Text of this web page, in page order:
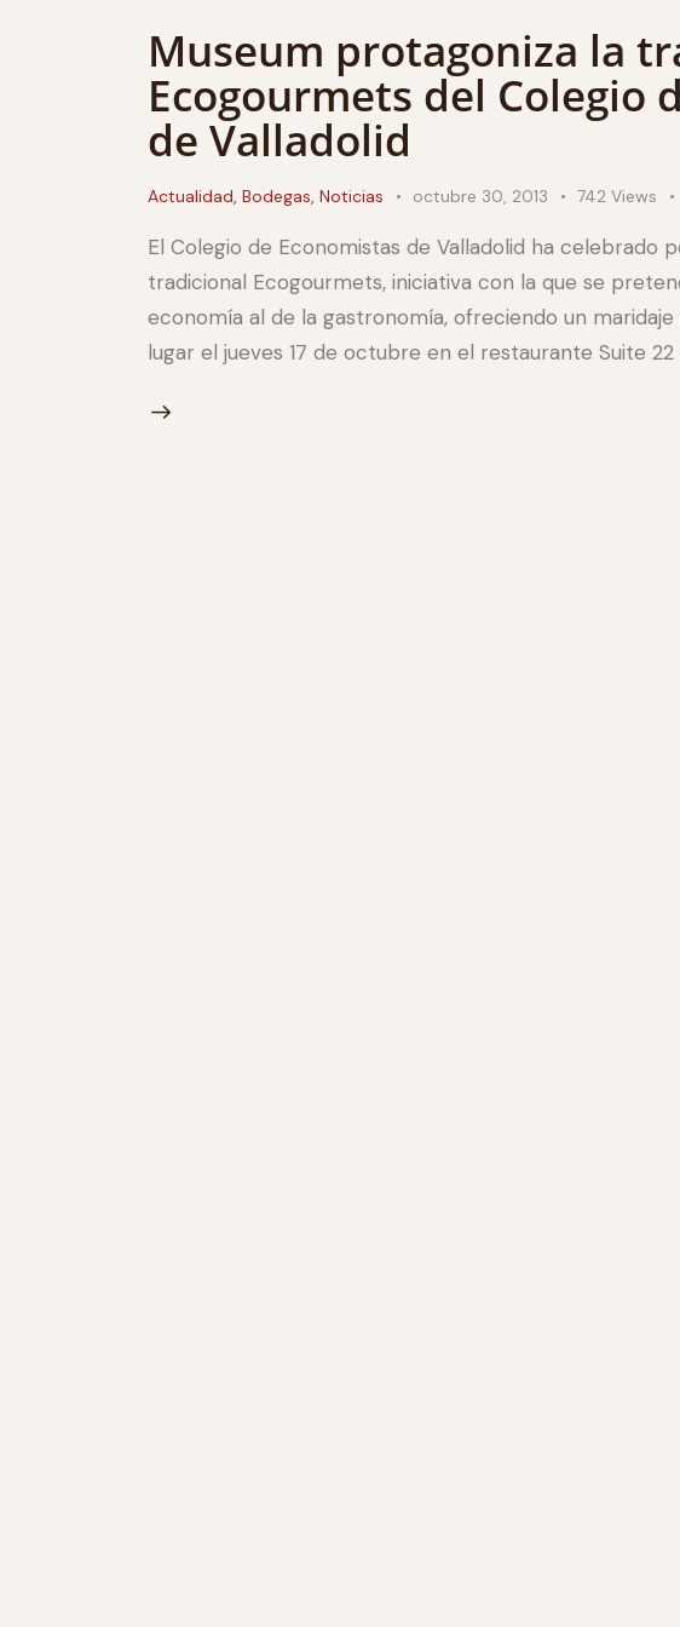
Museum protagoniza la
Ecogourmets del Colegio
de Valladolid
Actualidad, Bodegas, Noticias octubre 30, 2013 742 Views
El Colegio de Economistas de Valladolid ha celebrado
tradicional Ecogourmets, iniciativa con la que se
economía al de la gastronomía, ofreciendo un
lugar el jueves 17 de octubre en el restaurante Suite 22